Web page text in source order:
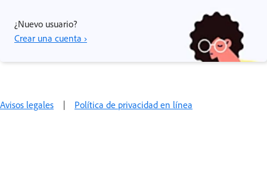
¿Nuevo usuario?
Crear una cuenta ›
Avisos legales | Política de privacidad en línea